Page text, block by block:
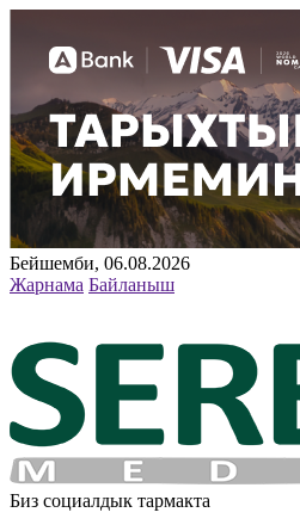
Бейшемби, 06.08.2026
Жарнама Байланыш
Биз социалдык тармакта